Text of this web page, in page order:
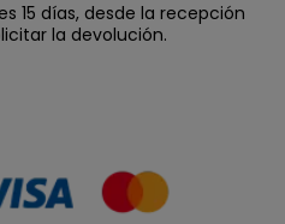
15 días, desde la recepción
la devolución.